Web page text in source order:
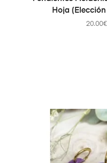
Hoja
20.00€